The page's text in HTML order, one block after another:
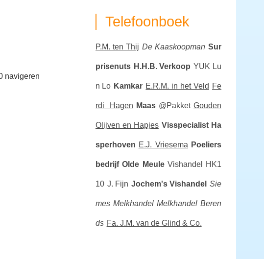
navigeren
Telefoonboek
P.M. ten Thij De Kaaskoopman Sur
prisenuts H.H.B. Verkoop YUK Lu
n Lo Kamkar E.R.M. in het Veld Fe
rdi Hagen Maas @Pakket Gouden
Olijven en Hapjes Visspecialist Ha
sperhoven E.J. Vriesema Poeliers
bedrijf Olde Meule Vishandel HK1
10 J. Fijn Jochem's Vishandel Sie
mes Melkhandel Melkhandel Beren
ds Fa. J.M. van de Glind & Co.